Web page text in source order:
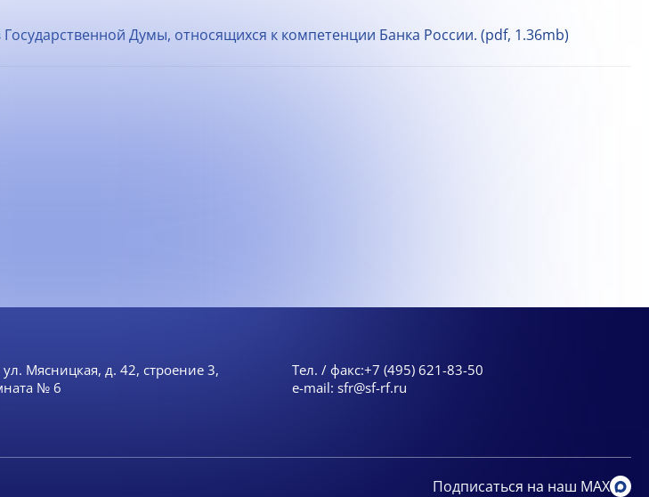
Думы, относящихся к компетенции Банка России. (pdf, 1.36mb)
Мясницкая, д. 42, строение 3,
№ 6
Тел. / факс:+7 (495) 621-83-50
e-mail: sfr@sf-rf.ru
Подписаться на наш MAX